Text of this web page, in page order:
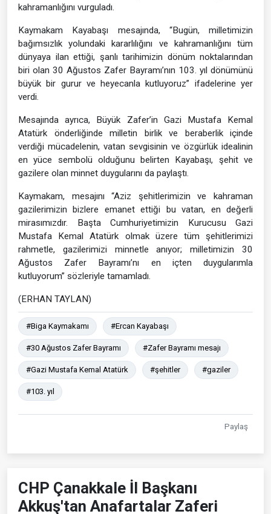
kahramanlığını vurguladı.
Kaymakam Kayabaşı mesajında, “Bugün, milletimizin
bağımsızlık yolundaki kararlılığını ve kahramanlığını tüm
dünyaya ilan ettiği, şanlı tarihimizin dönüm noktalarından
biri olan 30 Ağustos Zafer Bayramı’nın 103. yıl dönümünü
büyük bir gurur ve heyecanla kutluyoruz” ifadelerine yer
verdi.
Mesajında ayrıca, Büyük Zafer’in Gazi Mustafa Kemal
Atatürk önderliğinde milletin birlik ve beraberlik içinde
verdiği mücadelenin, vatan sevgisinin ve özgürlük idealinin
en yüce sembolü olduğunu belirten Kayabaşı, şehit ve
gazilere olan minnet duygularını da paylaştı.
Kaymakam, mesajını “Aziz şehitlerimizin ve kahraman
gazilerimizin bizlere emanet ettiği bu vatan, en değerli
mirasımızdır. Başta Cumhuriyetimizin Kurucusu Gazi
Mustafa Kemal Atatürk olmak üzere tüm şehitlerimizi
rahmetle, gazilerimizi minnetle anıyor; milletimizin 30
Ağustos Zafer Bayramı’nı en içten duygularımla
kutluyorum” sözleriyle tamamladı.
(ERHAN TAYLAN)
#Biga Kaymakamı #Ercan Kayabaşı
#30 Ağustos Zafer Bayramı #Zafer Bayramı mesajı
#Gazi Mustafa Kemal Atatürk #şehitler #gaziler
#103. yıl
Paylaş
CHP Çanakkale İl Başkanı
Akkuş'tan Anafartalar Zaferi